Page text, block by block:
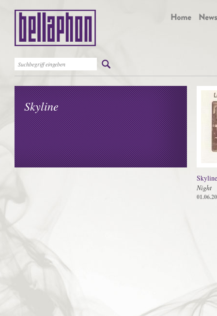
Skyline
Skyline
Night